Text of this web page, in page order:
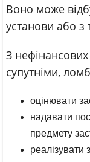
Воно може
установи або з
З
супутніми,
оцінювати
надавати
предмету
реалізувати